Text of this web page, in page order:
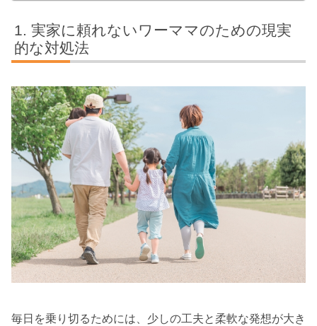
実家に頼れないワーママのための現実
的な対処法
毎日を乗り切るためには、少しの工夫と柔軟な発想が大き